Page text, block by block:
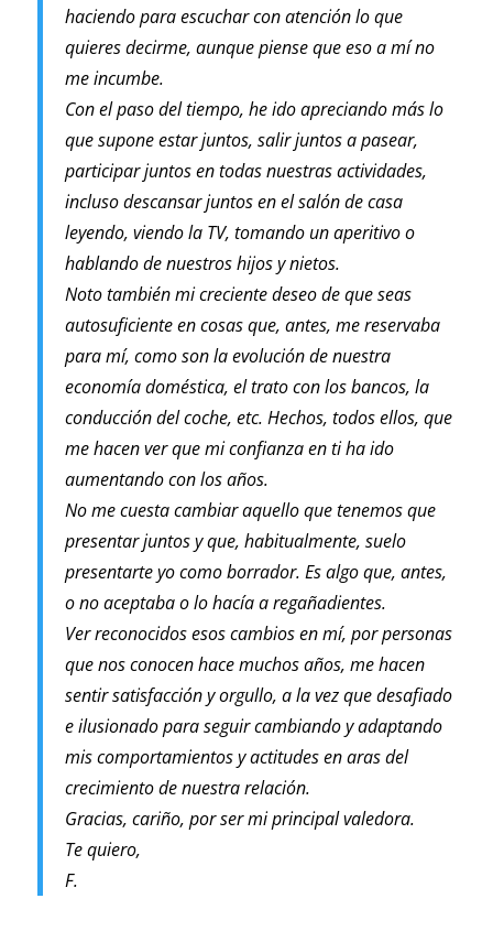
haciendo para escuchar con atención lo que
quieres decirme, aunque piense que eso a mí no
me incumbe.
Con el paso del tiempo, he ido apreciando más lo
que supone estar juntos, salir juntos a pasear,
participar juntos en todas nuestras actividades,
incluso descansar juntos en el salón de casa
leyendo, viendo la TV, tomando un aperitivo o
hablando de nuestros hijos y nietos.
Noto también mi creciente deseo de que seas
autosuficiente en cosas que, antes, me reservaba
para mí, como son la evolución de nuestra
economía doméstica, el trato con los bancos, la
conducción del coche, etc. Hechos, todos ellos, que
me hacen ver que mi confianza en ti ha ido
aumentando con los años.
No me cuesta cambiar aquello que tenemos que
presentar juntos y que, habitualmente, suelo
presentarte yo como borrador. Es algo que, antes,
o no aceptaba o lo hacía a regañadientes.
Ver reconocidos esos cambios en mí, por personas
que nos conocen hace muchos años, me hacen
sentir satisfacción y orgullo, a la vez que desafiado
e ilusionado para seguir cambiando y adaptando
mis comportamientos y actitudes en aras del
crecimiento de nuestra relación.
Gracias, cariño, por ser mi principal valedora.
Te quiero,
F.